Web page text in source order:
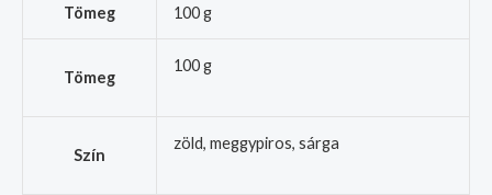
Tömeg 100 g
Tömeg
100 g
Szín
zöld, meggypiros, sárga